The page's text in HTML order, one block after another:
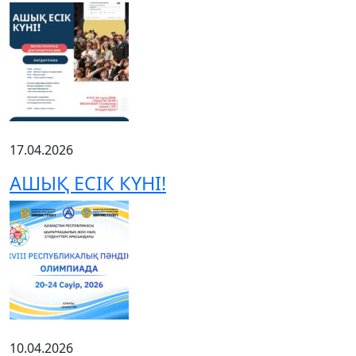
17.04.2026
АШЫҚ ЕСІК КҮНІ!
10.04.2026